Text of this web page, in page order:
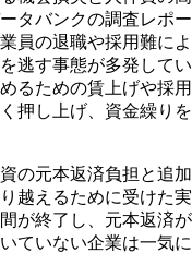
タバンクの調査レポ
員の退職や採用難に
逃す事態が多発して
るための賃上げや採
押し上げ、資金繰り
の元本返済負担と追
越えるために受けた
が終了し、元本返済
ていない企業は一気